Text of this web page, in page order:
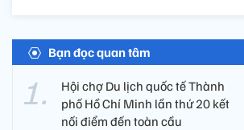
Bạn đọc quan tâm
Hội chợ Du lịch quốc tế Thành
phố Hồ Chí Minh lần thứ 20 kết
nối điểm đến toàn cầu